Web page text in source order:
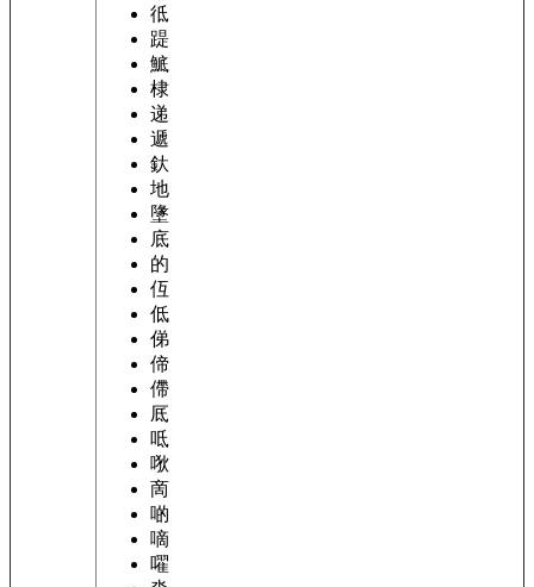
彽
踶
鯳
棣
递
遞
釱
地
墬
底
的
仾
低
俤
偙
僀
厎
呧
唙
啇
啲
嘀
嚁